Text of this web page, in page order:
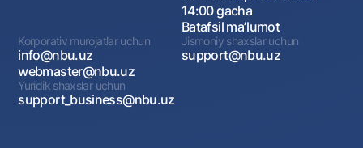
14:00 gacha
Batafsil maʼlumot
Korporativ murojatlar uchun
info@nbu.uz
webmaster@nbu.uz
Jismoniy shaxslar uchun
support@nbu.uz
Yuridik shaxslar uchun
support_business@nbu.uz